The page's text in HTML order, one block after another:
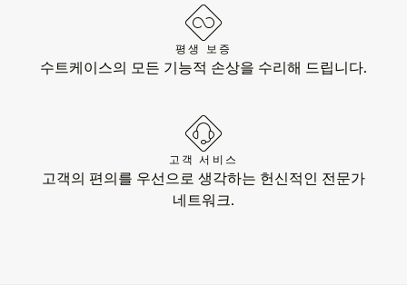
평생 보증
수트케이스의 모든 기능적 손상을 수리해 드립니다.
고객 서비스
고객의 편의를 우선으로 생각하는 헌신적인 전문가
네트워크.